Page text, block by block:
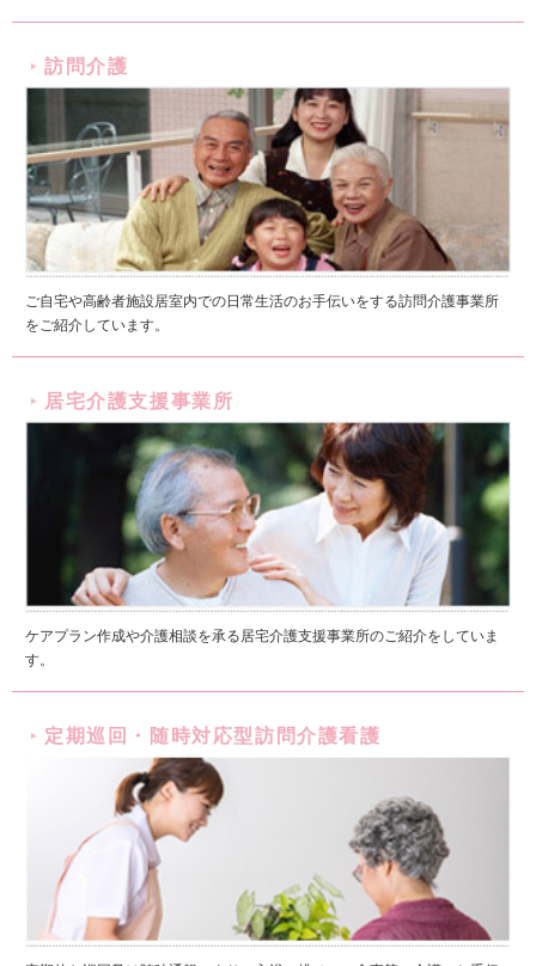
訪問介護
ご自宅や高齢者施設居室内での日常生活のお手伝いをする訪問介護事業所
をご紹介しています。
居宅介護支援事業所
ケアプラン作成や介護相談を承る居宅介護支援事業所のご紹介をしていま
す。
定期巡回・随時対応型訪問介護看護